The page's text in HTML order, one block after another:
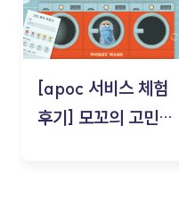
[apoc 서비스 체험
후기] 모꼬의 고민세